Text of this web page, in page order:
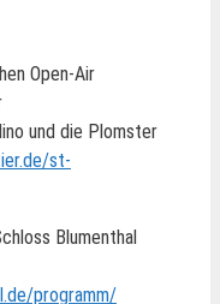
Open-Air
und die Plomster
st-
Blumenthal
programm/